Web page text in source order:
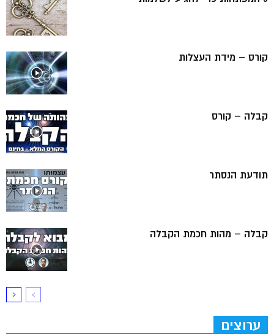
קורס – מידת העצלות
קבלה – קורס
תודעת הנסתר
קבלה – מהות חכמת הקבלה
ערוצים